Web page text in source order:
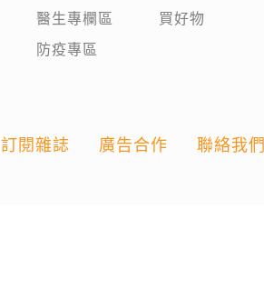
醫生專欄區
防疫專區
買好物
訂閱雜誌 廣告合作 聯絡我們